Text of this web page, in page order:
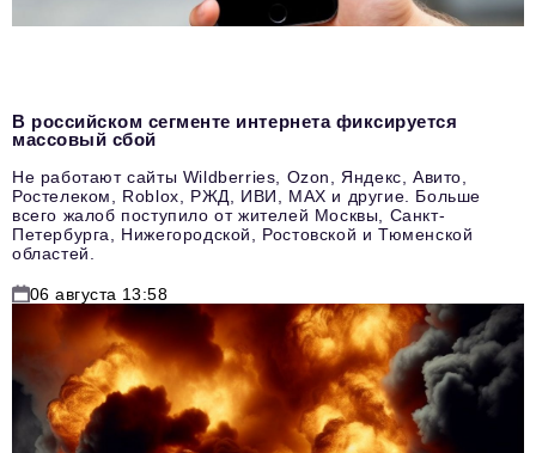
В российском сегменте интернета фиксируется
массовый сбой
Не работают сайты Wildberries, Ozon, Яндекс, Авито,
Ростелеком, Roblox, РЖД, ИВИ, MAX и другие. Больше
всего жалоб поступило от жителей Москвы, Санкт-
Петербурга, Нижегородской, Ростовской и Тюменской
областей.
06 августа 13:58